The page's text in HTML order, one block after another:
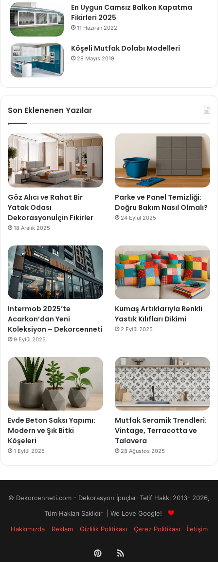
En Uygun Camsız Balkon Kapatma
Fikirleri 2025
11 Haziran 2022
Köşeli Mutfak Dolabı Modelleri
28 Mayıs 2019
Son Eklenenen Yazılar
Göz Alıcı ve Rahat Bir
Yatak Odası
Dekorasyonuİçin Fikirler
18 Aralık 2025
Parke ve Panel Temizliği:
Doğru Bakım Nasıl Olmalı?
24 Eylül 2025
Intermob 2025’te
Acarkon’dan Yeni
Koleksiyon – Dekorcenneti
9 Eylül 2025
Kumaş Artıklarıyla Renkli
Yastık Kılıfları Dikimi
2 Eylül 2025
Evde Beton Saksı Yapımı:
Modern ve Şık Bitki
Köşeleri
1 Eylül 2025
Mutfak Seramik Trendleri:
Vintage, Terracotta ve
Talavera
28 Ağustos 2025
© Dekorcenneti.com - Dekorasyon İpuçları Telif Hakkı 2013- 2026,
Tüm Hakları Saklıdır | We Love Google!
Hakkımızda
Reklam Gizlilik Politikası Çerez Politikası İletişim
Pinterest